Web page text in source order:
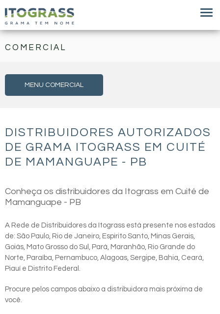
COMERCIAL
MENU COMERCIAL
DISTRIBUIDORES AUTORIZADOS
DE GRAMA ITOGRASS EM CUITÉ
DE MAMANGUAPE - PB
Conheça os distribuidores da Itograss em Cuité de
Mamanguape - PB
A Rede de Distribuidores da Itograss está presente nos estados
de: São Paulo, Rio de Janeiro, Espirito Santo, Minas Gerais,
Goiás, Mato Grosso do Sul, Pará, Maranhão, Rio Grande do
Norte, Paraíba, Pernambuco, Alagoas, Sergipe, Bahia, Ceará,
Piauí e Distrito Federal.
Procure pelos campos abaixo a distribuidora mais próxima de
você.